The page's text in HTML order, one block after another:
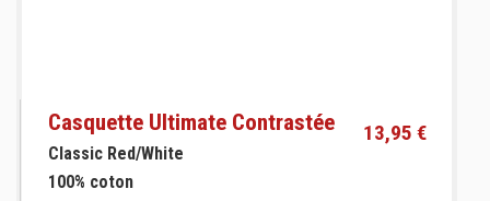
Casquette Ultimate Contrastée 13,95 €
Classic Red/White
100% coton